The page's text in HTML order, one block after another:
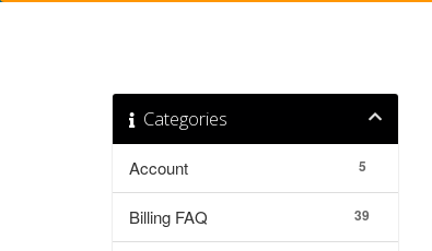
Categories
5
Account
39
Billing FAQ